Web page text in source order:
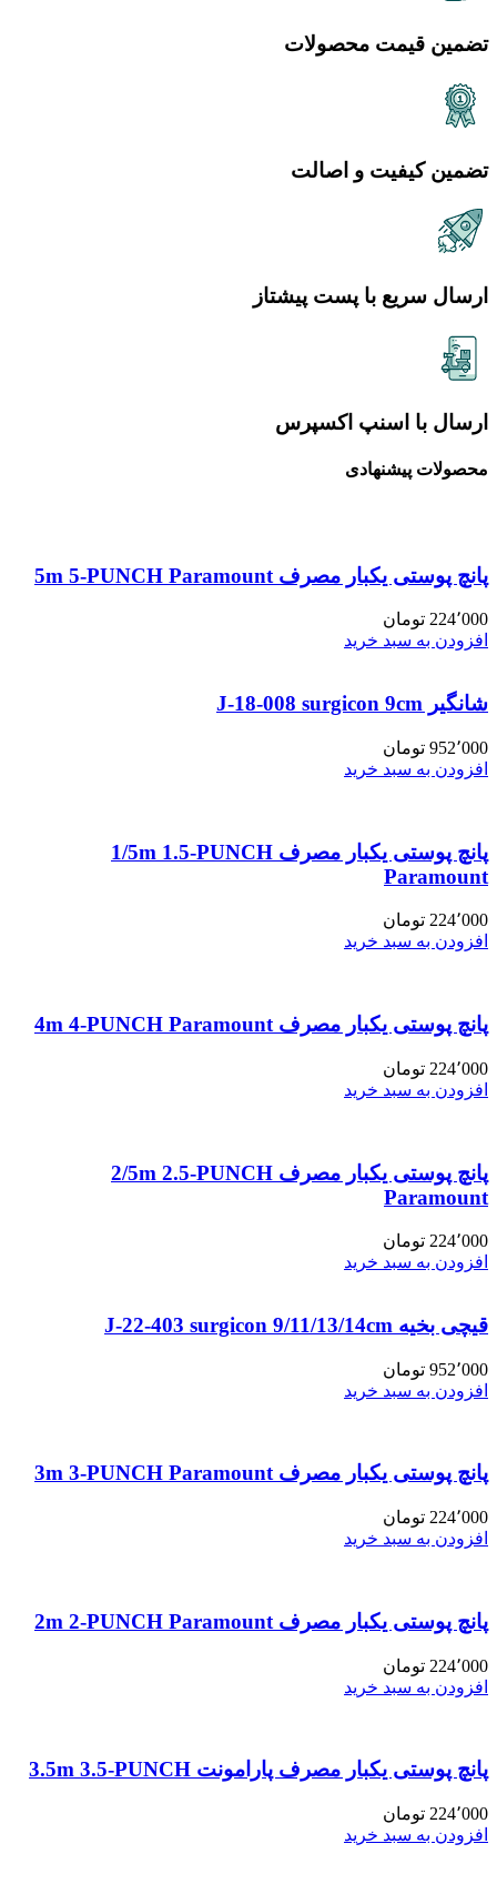
تضمین قیمت محصولات
تضمین کیفیت و اصالت
ارسال سریع با پست پیشتاز
ارسال با اسنپ اکسپرس
محصولات پیشنهادی
پانچ پوستی یکبار مصرف 5m 5-PUNCH Paramount
224٬000 تومان
افزودن به سبد خرید
شانگیر J-18-008 surgicon 9cm
952٬000 تومان
افزودن به سبد خرید
پانچ پوستی یکبار مصرف 1/5m 1.5-PUNCH
Paramount
224٬000 تومان
افزودن به سبد خرید
پانچ پوستی یکبار مصرف 4m 4-PUNCH Paramount
224٬000 تومان
افزودن به سبد خرید
پانچ پوستی یکبار مصرف 2/5m 2.5-PUNCH
Paramount
224٬000 تومان
افزودن به سبد خرید
قیچی بخیه J-22-403 surgicon 9/11/13/14cm
952٬000 تومان
افزودن به سبد خرید
پانچ پوستی یکبار مصرف 3m 3-PUNCH Paramount
224٬000 تومان
افزودن به سبد خرید
پانچ پوستی یکبار مصرف 2m 2-PUNCH Paramount
224٬000 تومان
افزودن به سبد خرید
پانچ پوستی یکبار مصرف پارامونت 3.5m 3.5-PUNCH
224٬000 تومان
افزودن به سبد خرید